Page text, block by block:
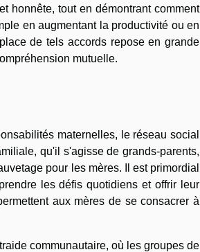
honnête, tout en démontrant comment
en augmentant la productivité ou en
de tels accords repose en grande
mutuelle.
maternelles, le réseau social
qu'il s'agisse de grands-parents,
pour les mères. Il est primordial
les défis quotidiens et offrir leur
aux mères de se consacrer à
communautaire, où les groupes de